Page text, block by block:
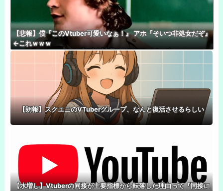
【悲報】僕『このVtuber可愛いなぁ！』 アホ『そいつ非処女だぞ』
←これｗｗｗ
【朗報】スクエニのVTuberグループ、なんと復活させるらしい
【水増し】Vtuberの同接が主要指標から転落した理由って『同接に